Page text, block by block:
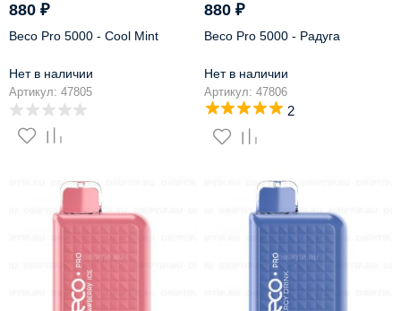
880 ₽
Beco Pro 5000 - Cool Mint
Нет в наличии
Артикул: 47805
880₽
Beco Pro 5000 - Радуга
Нет в наличии
Артикул: 47806
2